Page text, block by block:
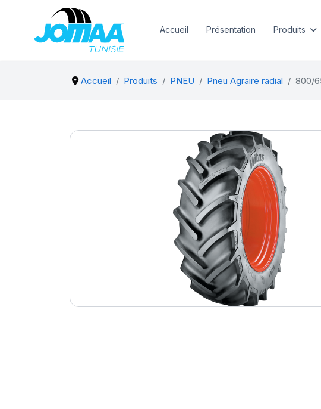
Accueil Présentation Produits
Accueil Produits PNEU Pneu Agraire radial 800/